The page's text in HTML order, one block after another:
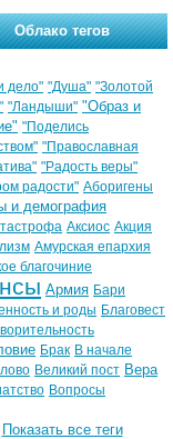
Облако тегов
дело" "Душа" "Золотой
"Ландыши" "Образ и
"Поделись
"Православная
"Радость веры"
радости" Аборигены
и демография
Аксиос Акция
Амурская епархия
благочиние
Армия Бари
и роды Благовест
Брак В начале
Великий пост Вера
Вопросы
Показать все теги